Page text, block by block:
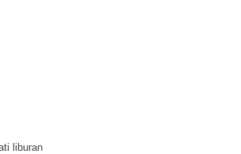
liburan